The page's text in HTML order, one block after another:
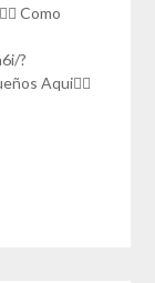
Como
?
Aqui👇🏼